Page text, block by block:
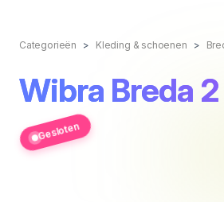
Categorieën Kleding & schoenen
Wibra Breda 2
Gesloten